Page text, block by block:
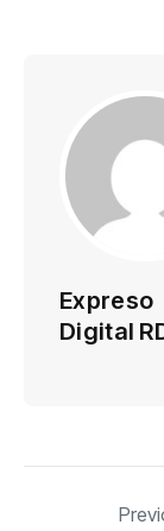
Expreso
Digital